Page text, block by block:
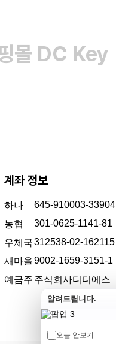
몰 DC Key
계좌 정보
하나
645-910003-33904
농협
301-0625-1141-81
우체국312538-02-162115
새마을9002-1659-3151-1
예금주 주식회사디디에스
알려드립니다.
오늘 안보기